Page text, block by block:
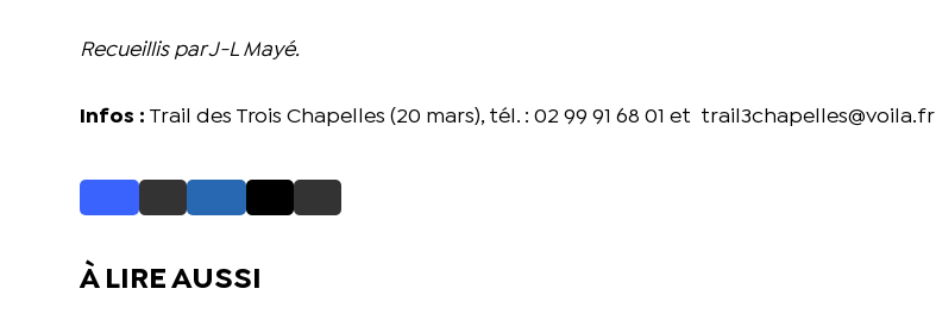
Recueillis par J-L Mayé.
Infos : Trail des Trois Chapelles (20 mars), tél. : 02 99 91 68 01 et trail3chapelles@voila.fr
À LIRE AUSSI